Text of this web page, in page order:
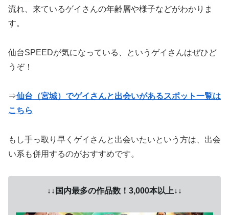
流れ、来ているゲイさんの年齢層や様子などがわかりま
す。
仙台SPEEDが気になっている、というゲイさんはぜひど
うぞ！
⇒仙台（宮城）でゲイさんと出会いがあるスポット一覧は
こちら
もし手っ取り早くゲイさんと出会いたいという方は、 出会
い系も併用するのがおすすめです。
↓↓国内最多の作品数！3,000本以上↓↓